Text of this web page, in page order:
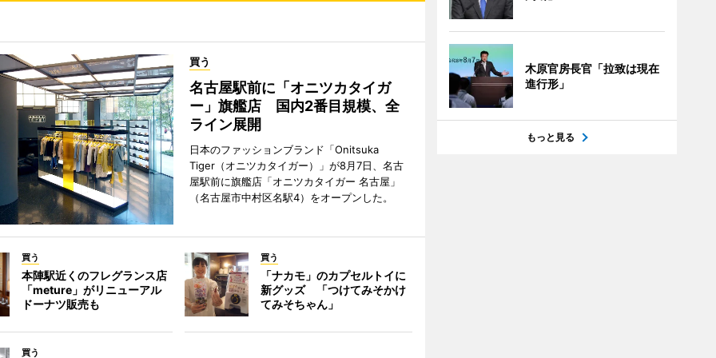
買う
名古屋駅前に「オニツカタイガ
ー」旗艦店 国内2番目規模、全
ライン展開
日本のファッションブランド「Onitsuka
Tiger（オニツカタイガー）」が8月7日、名古
屋駅前に旗艦店「オニツカタイガー 名古屋」
（名古屋市中村区名駅4）をオープンした。
買う
本陣駅近くのフレグランス店
「meture」がリニューアル
ドーナツ販売も
買う
「ナカモ」のカプセルトイに
新グッズ 「つけてみそかけ
てみそちゃん」
買う
木原官房長官「拉致は現在
進行形」
もっと見る